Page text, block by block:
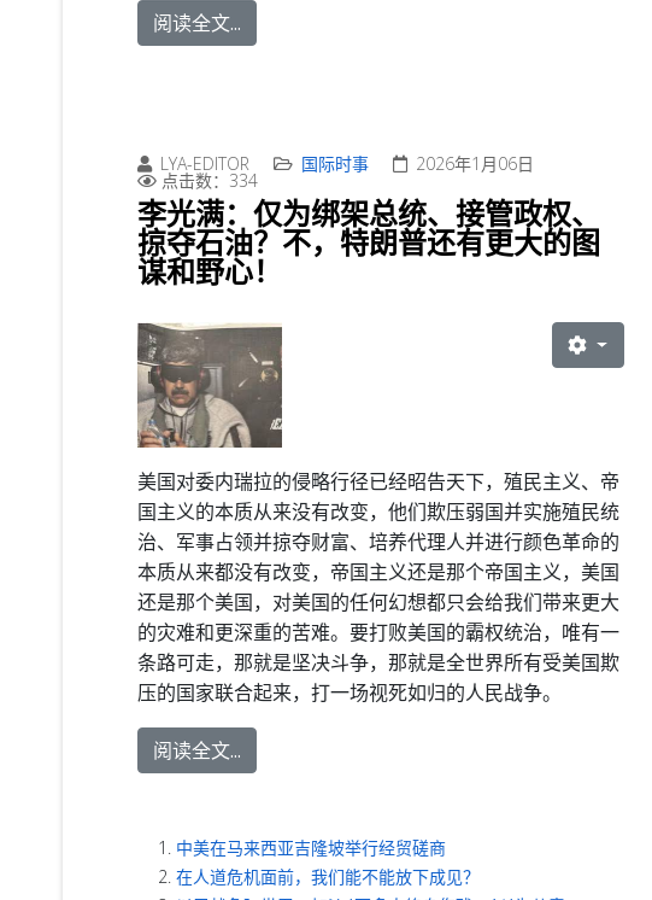
阅读全文...
LYA-EDITOR 国际时事 2026年1月06日
点击数：334
李光满：仅为绑架总统、接管政权、
掠夺石油？不，特朗普还有更大的图
谋和野心！
美国对委内瑞拉的侵略行径已经昭告天下，殖民主义、帝
国主义的本质从来没有改变，他们欺压弱国并实施殖民统
治、军事占领并掠夺财富、培养代理人并进行颜色革命的
本质从来都没有改变，帝国主义还是那个帝国主义，美国
还是那个美国，对美国的任何幻想都只会给我们带来更大
的灾难和更深重的苦难。要打败美国的霸权统治，唯有一
条路可走，那就是坚决斗争，那就是全世界所有受美国欺
压的国家联合起来，打一场视死如归的人民战争。
阅读全文...
中美在马来西亚吉隆坡举行经贸磋商
在⼈道危机⾯前，我们能不能放下成⻅？